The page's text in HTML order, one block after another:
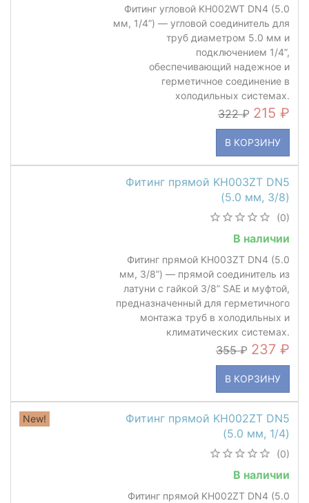
Фитинг угловой KH002WT DN4 (5.0
мм, 1/4”) — угловой соединитель для
труб диаметром 5.0 мм и
подключением 1/4”,
обеспечивающий надежное и
герметичное соединение в
холодильных системах.
322 215
В КОРЗИНУ
Фитинг прямой KH003ZT DN5
(5.0 мм, 3/8)
(0)
В наличии
Фитинг прямой KH003ZT DN4 (5.0
мм, 3/8”) — прямой соединитель из
латуни с гайкой 3/8” SAE и муфтой,
предназначенный для герметичного
монтажа труб в холодильных и
климатических системах.
355 237
В КОРЗИНУ
Фитинг прямой KH002ZT DN5
(5.0 мм, 1/4)
(0)
В наличии
Фитинг прямой KH002ZT DN4 (5.0
New!